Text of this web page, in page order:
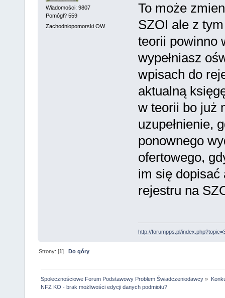
Wiadomości: 9807
Pomógł? 559
Zachodniopomorski OW
To może
SZOI ale z
teorii powinno
wypełniasz
wpisach do
aktualną
w teorii bo już
uzupełnienie,
ponownego
ofertowego,
im się dopisać
rejestru na
http://forumpps.pl/
Strony: [1] Do góry
Społecznościowe Forum Podstawowy Problem Świadczeniodawcy »
NFZ KO - brak możliwości edycji danych podmiotu?